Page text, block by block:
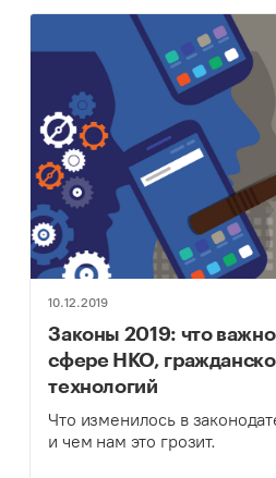
10.12.2019
Законы 2019: что
сфере НКО,
технологий
Что изменилось в
и чем нам это грозит.